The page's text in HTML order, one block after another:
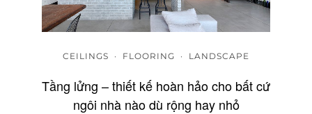
CEILINGS · FLOORING · LANDSCAPE
Tầng lửng – thiết kế hoàn hảo cho bất cứ
ngôi nhà nào dù rộng hay nhỏ